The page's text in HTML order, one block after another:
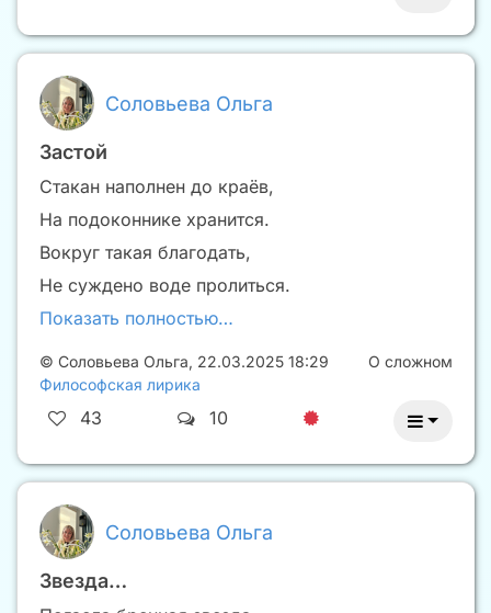
Соловьева Ольга
Застой
Стакан наполнен до краёв,
На подоконнике хранится.
Вокруг такая благодать,
Не суждено воде пролиться.
Показать полностью…
© Соловьева Ольга, 22.03.2025 18:29
Философская лирика
О сложном
43 10
Соловьева Ольга
Звезда…